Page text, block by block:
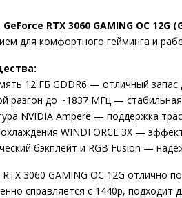
GeForce RTX 3060 GAMING OC 12G
для комфортного гейминга и
12 ГБ GDDR6 — отличный
разгон до ~1837 МГц —
NVIDIA Ampere — поддержка
охлаждения WINDFORCE 3X —
бэкплейт и RGB Fusion —
RTX 3060 GAMING OC 12G отлично
справляется с 1440p,